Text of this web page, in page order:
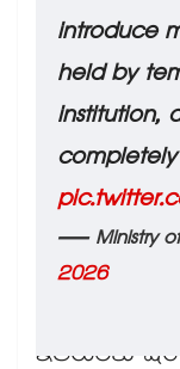
introduce
held by
institution,
— Ministry of
2026
ఇలాంటి
ఇతరులకు